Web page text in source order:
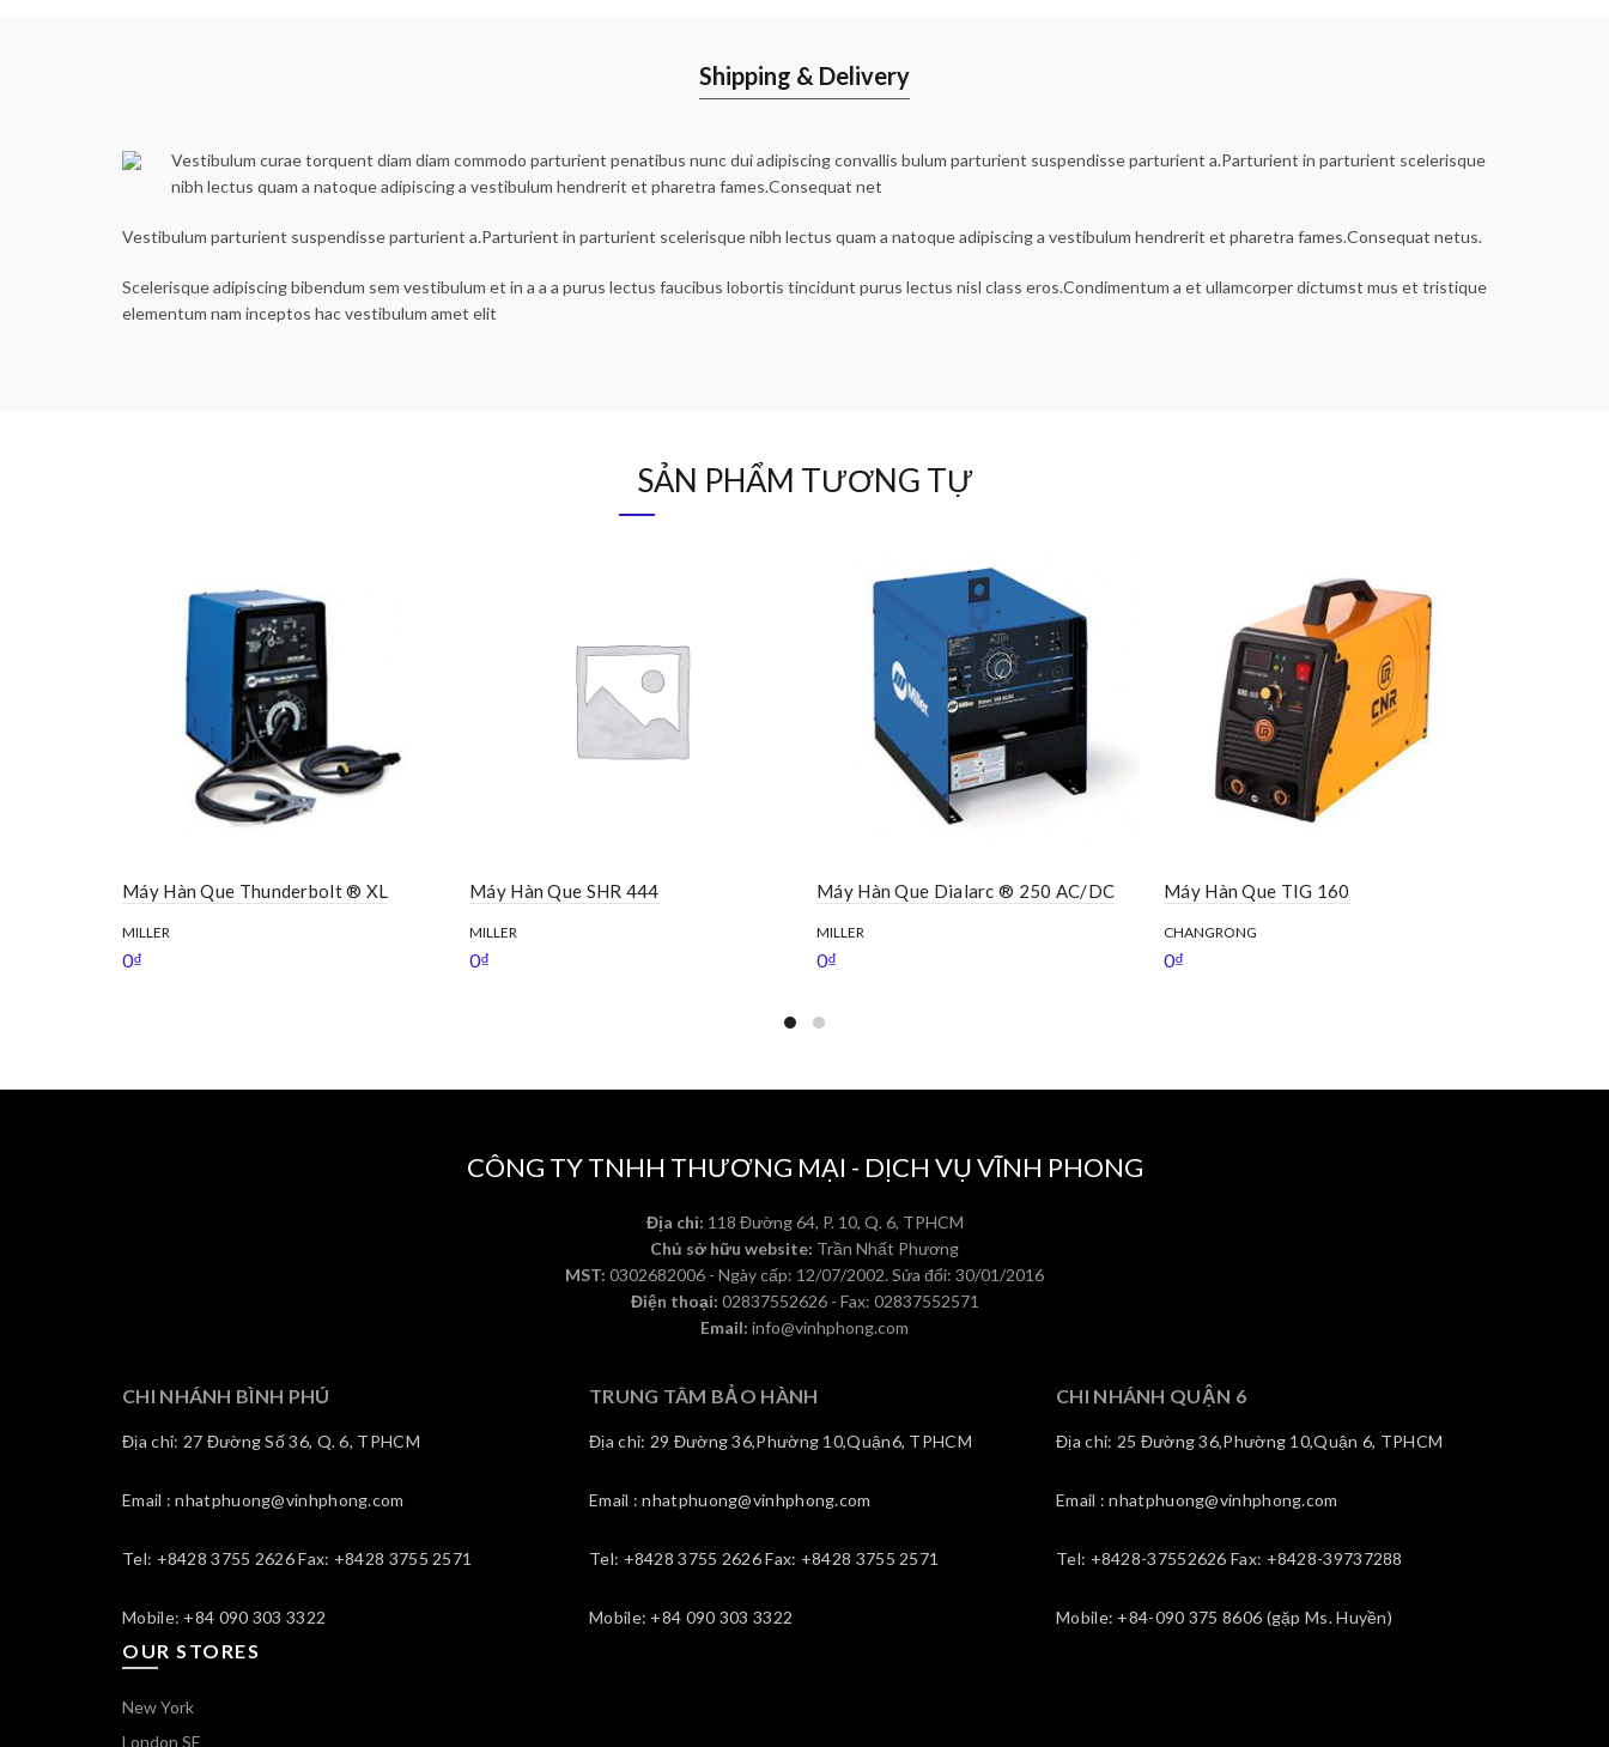
Shipping & Delivery
Vestibulum curae torquent diam diam commodo parturient penatibus nunc dui adipiscing convallis bulum parturient suspendisse parturient a.Parturient in parturient scelerisque
nibh lectus quam a natoque adipiscing a vestibulum hendrerit et pharetra fames.Consequat net
Vestibulum parturient suspendisse parturient a.Parturient in parturient scelerisque nibh lectus quam a natoque adipiscing a vestibulum hendrerit et pharetra fames.Consequat netus.
Scelerisque adipiscing bibendum sem vestibulum et in a a a purus lectus faucibus lobortis tincidunt purus lectus nisl class eros.Condimentum a et ullamcorper dictumst mus et tristique
elementum nam inceptos hac vestibulum amet elit
SẢN PHẨM TƯƠNG TỰ
Máy Hàn Que Thunderbolt ® XL
MILLER
0₫
Máy Hàn Que SHR 444
MILLER
0₫
Máy Hàn Que Dialarc ® 250 AC/DC
MILLER
0₫
Máy Hàn Que TIG 160
CHANGRONG
0₫
CÔNG TY TNHH THƯƠNG MẠI - DỊCH VỤ VĨNH PHONG
Địa chỉ: 118 Đường 64, P. 10, Q. 6, TPHCM
Chủ sở hữu website: Trần Nhất Phương
MST: 0302682006 - Ngày cấp: 12/07/2002. Sửa đổi: 30/01/2016
Điện thoại: 02837552626 - Fax: 02837552571
Email: info@vinhphong.com
CHI NHÁNH BÌNH PHÚ
Địa chỉ: 27 Đường Số 36, Q. 6, TPHCM
Email : nhatphuong@vinhphong.com
Tel: +8428 3755 2626 Fax: +8428 3755 2571
Mobile: +84 090 303 3322
TRUNG TÂM BẢO HÀNH
Địa chỉ: 29 Đường 36,Phường 10,Quận6, TPHCM
Email : nhatphuong@vinhphong.com
Tel: +8428 3755 2626 Fax: +8428 3755 2571
Mobile: +84 090 303 3322
CHI NHÁNH QUẬN 6
Địa chỉ: 25 Đường 36,Phường 10,Quận 6, TPHCM
Email : nhatphuong@vinhphong.com
Tel: +8428-37552626 Fax: +8428-39737288
Mobile: +84-090 375 8606 (gặp Ms. Huyền)
OUR STORES
New York
London SF